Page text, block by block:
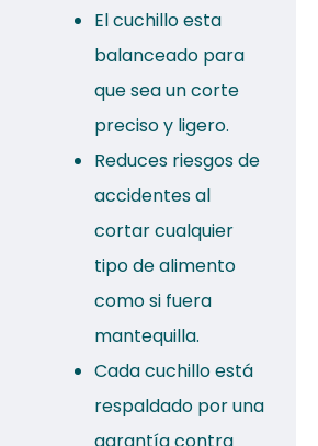
El cuchillo esta
balanceado para
que sea un corte
preciso y ligero.
Reduces riesgos de
accidentes al
cortar cualquier
tipo de alimento
como si fuera
mantequilla.
Cada cuchillo está
respaldado por una